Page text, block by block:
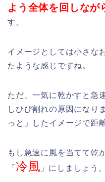
よう全体を回しなが
す。
イメージとしては小さな
たような感じですね。
ただ、一気に乾かすと急
しひび割れの原因になり
っと」したイメージで距
もし急速に風を当てて乾
「 冷風 」にしましょう。